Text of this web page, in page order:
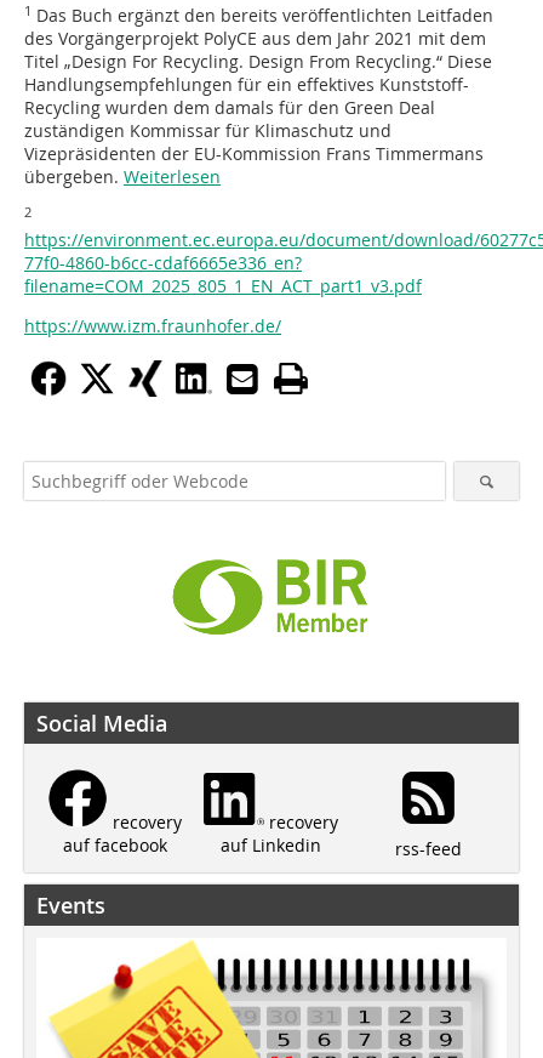
1 Das Buch ergänzt den bereits veröffentlichten Leitfaden
des Vorgängerprojekt PolyCE aus dem Jahr 2021 mit dem
Titel „Design For Recycling. Design From Recycling.“ Diese
Handlungsempfehlungen für ein effektives Kunststoff-
Recycling wurden dem damals für den Green Deal
zuständigen Kommissar für Klimaschutz und
Vizepräsidenten der EU-Kommission Frans Timmermans
übergeben. Weiterlesen
2
https://environment.ec.europa.eu/document/download/
77f0-4860-b6cc-cdaf6665e336_en?
filename=COM_2025_805_1_EN_ACT_part1_v3.pdf
https://www.izm.fraunhofer.de/
Social Media
recovery
auf facebook
recovery
auf Linkedin
rss-feed
Events